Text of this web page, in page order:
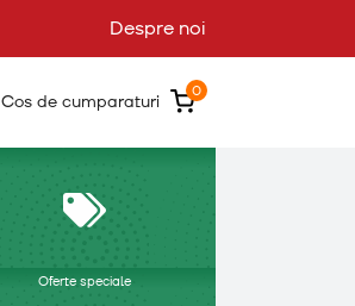
Despre noi
Cos de cumparaturi 0
Oferte speciale